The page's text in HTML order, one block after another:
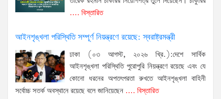
.... বিস্তারিত
আইনশৃঙ্খলা পরিস্থিতি সম্পূর্ণ নিয়ন্ত্রণে রয়েছে: স্বরাষ্ট্রমন্ত্রী
ঢাকা (০৩ আগস্ট, ২০২৬ খ্রি.):দেশে সার্বিক
আইনশৃঙ্খলা পরিস্থিতি পুরোপুরি নিয়ন্ত্রণে রয়েছে এবং যে
কোনো ধরনের অপতৎপরতা রুখতে আইনশৃঙ্খলা বাহিনী
সর্বোচ্চ সতর্ক অবস্থানে রয়েছে বলে জানিয়েছেন .... বিস্তারিত